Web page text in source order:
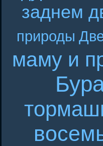
заднем
природы
маму и